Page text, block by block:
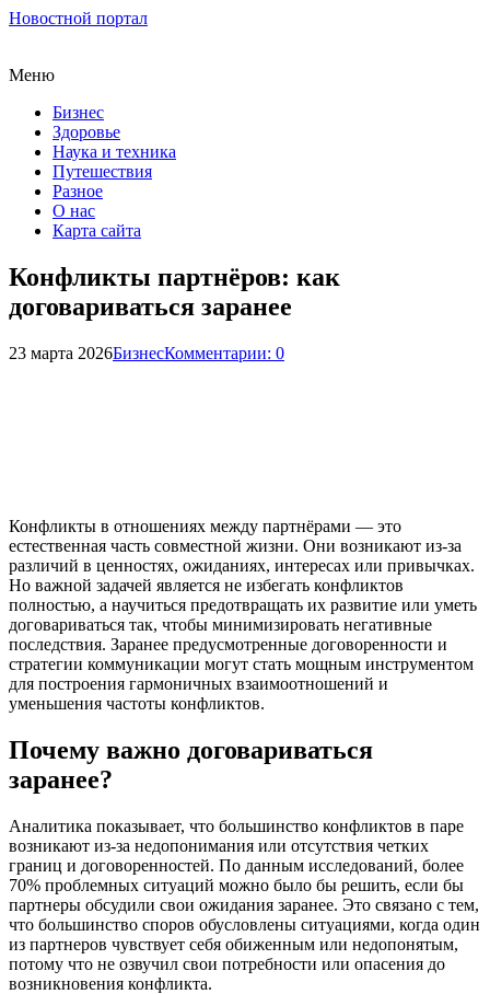
Новостной портал
Меню
Бизнес
Здоровье
Наука и техника
Путешествия
Разное
О нас
Карта сайта
Конфликты партнёров: как
договариваться заранее
23 марта 2026БизнесКомментарии: 0
Конфликты в отношениях между партнёрами — это
естественная часть совместной жизни. Они возникают из-за
различий в ценностях, ожиданиях, интересах или привычках.
Но важной задачей является не избегать конфликтов
полностью, а научиться предотвращать их развитие или уметь
договариваться так, чтобы минимизировать негативные
последствия. Заранее предусмотренные договоренности и
стратегии коммуникации могут стать мощным инструментом
для построения гармоничных взаимоотношений и
уменьшения частоты конфликтов.
Почему важно договариваться
заранее?
Аналитика показывает, что большинство конфликтов в паре
возникают из-за недопонимания или отсутствия четких
границ и договоренностей. По данным исследований, более
70% проблемных ситуаций можно было бы решить, если бы
партнеры обсудили свои ожидания заранее. Это связано с тем,
что большинство споров обусловлены ситуациями, когда один
из партнеров чувствует себя обиженным или недопонятым,
потому что не озвучил свои потребности или опасения до
возникновения конфликта.